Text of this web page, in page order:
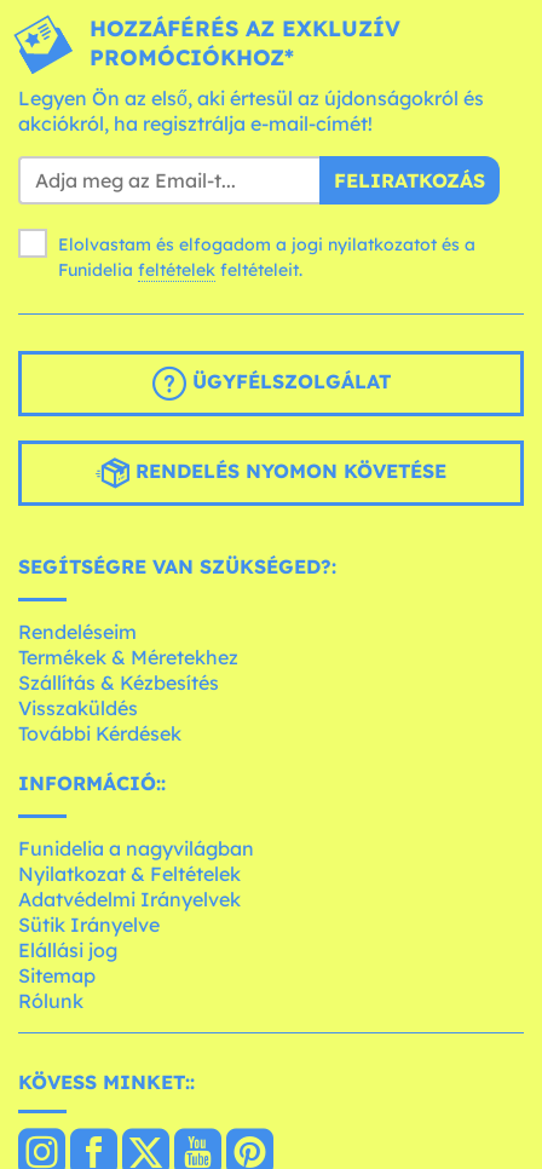
HOZZÁFÉRÉS AZ EXKLUZÍV
PROMÓCIÓKHOZ*
Legyen Ön az első, aki értesül az újdonságokról és
akciókról, ha regisztrálja e-mail-címét!
FELIRATKOZÁS
Elolvastam és elfogadom a jogi nyilatkozatot és a
Funidelia feltételek feltételeit.
ÜGYFÉLSZOLGÁLAT
RENDELÉS NYOMON KÖVETÉSE
SEGÍTSÉGRE VAN SZÜKSÉGED?:
Rendeléseim
Termékek & Méretekhez
Szállítás & Kézbesítés
Visszaküldés
További Kérdések
INFORMÁCIÓ::
Funidelia a nagyvilágban
Nyilatkozat & Feltételek
Adatvédelmi Irányelvek
Sütik Irányelve
Elállási jog
Sitemap
Rólunk
KÖVESS MINKET::